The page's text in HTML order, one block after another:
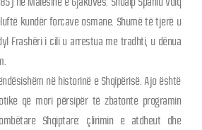
kundër forcave osmane. Shumë të tjerë u
Frashëri i cili u arrestua me tradhti, u dënua
në historinë e Shqipërisë. Ajo është
që mori përsipër të zbatonte programin
Shqiptare: çlirimin e atdheut dhe